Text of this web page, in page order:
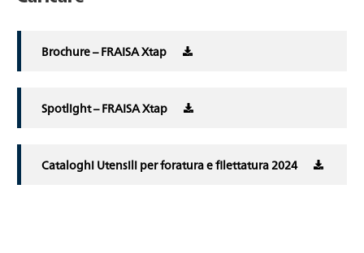
Brochure – FRAISA Xtap
Spotlight – FRAISA Xtap
Cataloghi Utensili per foratura e filettatura 2024